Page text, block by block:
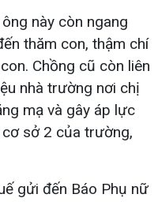
này còn ngang
thăm con, thậm chí
Chồng cũ còn liên
nhà trường nơi chị
mạ và gây áp lực
sở 2 của trường,